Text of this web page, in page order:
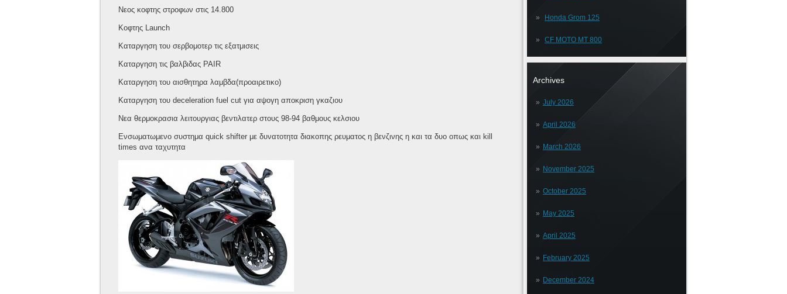
Honda Grom 125
CF MOTO MT 800
Archives
July 2026
April 2026
March 2026
November 2025
October 2025
May 2025
April 2025
February 2025
December 2024
Νεος κοφτης στροφων στις 14.800
Κοφτης Launch
Καταργηση του σερβομοτερ τις εξατμισεις
Καταργηση τις βαλβιδας PAIR
Καταργηση του αισθητηρα λαμβδα(προαιρετικο)
Καταργηση του deceleration fuel cut για αψογη αποκριση γκαζιου
Νεα θερμοκρασια λειτουργιας βεντιλατερ στους 98-94 βαθμους κελσιου
Ενσωματωμενο συστημα quick shifter με δυνατοτητα διακοπης ρευματος η βενζινης η και τα δυο οπως και kill
times ανα ταχυτητα